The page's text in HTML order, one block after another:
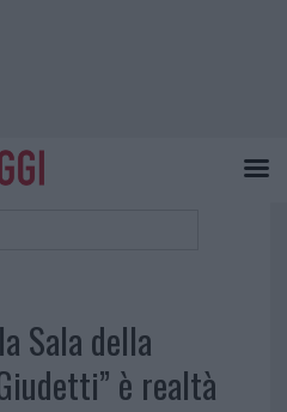
Sala della
è realtà